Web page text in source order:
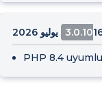
2026
PHP 8.4